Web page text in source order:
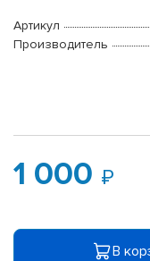
Артикул
Производитель
1 000
В